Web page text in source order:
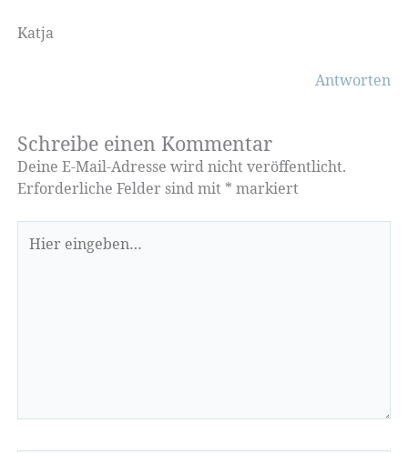
Katja
Antworten
Schreibe einen Kommentar
Deine E-Mail-Adresse wird nicht veröffentlicht.
Erforderliche Felder sind mit * markiert
eingeben…